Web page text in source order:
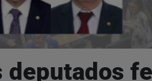
deputados